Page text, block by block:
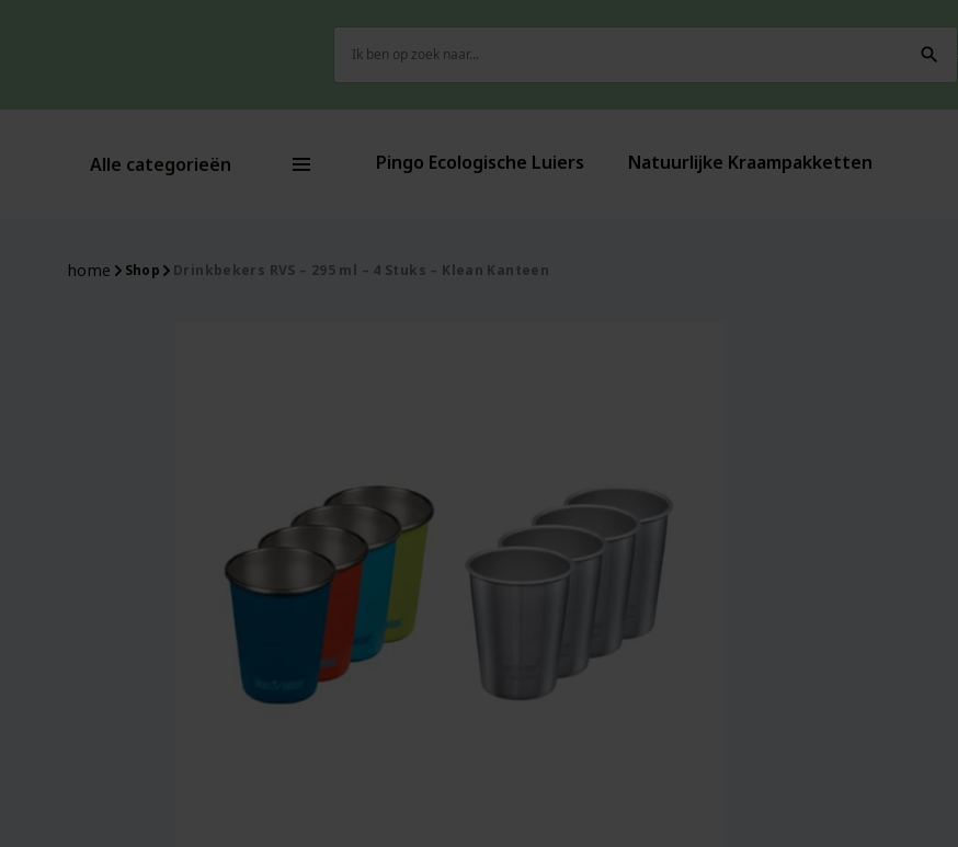
naar:
search
Alle categorieën Pingo Ecologische Luiers Natuurlijke Kraampakketten
home Shop Drinkbekers RVS – 295 ml – 4 Stuks – Klean Kanteen